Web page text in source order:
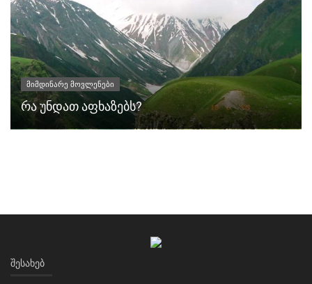
მიმდინარე მოვლენები
რა უნდათ აფხაზებს?
ᲨᲔᲡᲐᲮᲔᲑ